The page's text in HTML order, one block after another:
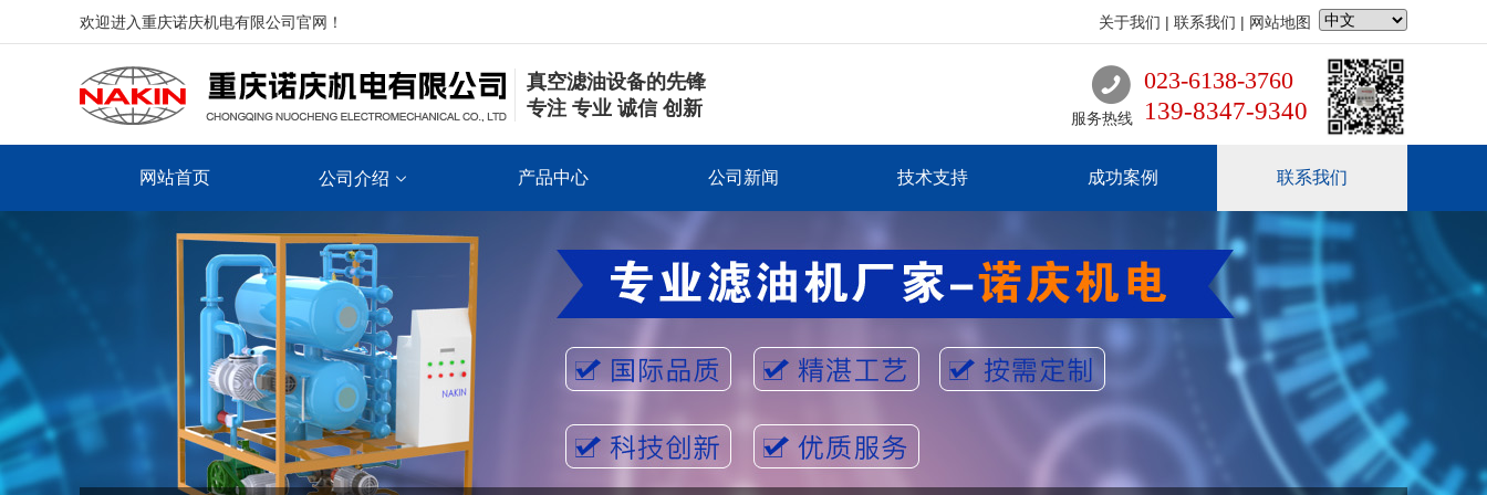
欢迎进入重庆诺庆机电有限公司官网！ 关于我们 | 联系我们 | 网站地图
真空滤油设备的先锋
专注 专业 诚信 创新
服务热线
023-6138-3760
139-8347-9340
网站首页 公司介绍 产品中心 公司新闻 技术支持 成功案例 联系我们